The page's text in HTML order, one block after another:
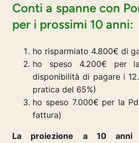
Conti a spanne con
per i prossimi 10 anni:
ho risparmiato 4.800€ di
ho speso 4.200€ per
disponibilità di pagare i
pratica del 65%)
ho speso 7.000€ per la
fattura)
La proiezione a 10 anni